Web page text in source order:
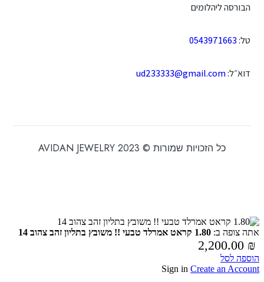
הבורסה ליהלומים
טל:0543971663
דוא״ל:ud233333@gmail.com
כל הזכויות שמורות © 2023 AVIDAN JEWELRY
אתה צופה ב: 1.80 קראט אמרלד טבעי !! משובץ בתליון זהב צהוב 14
2,200.00 ₪
הוספה לסל
Sign in Create an Account